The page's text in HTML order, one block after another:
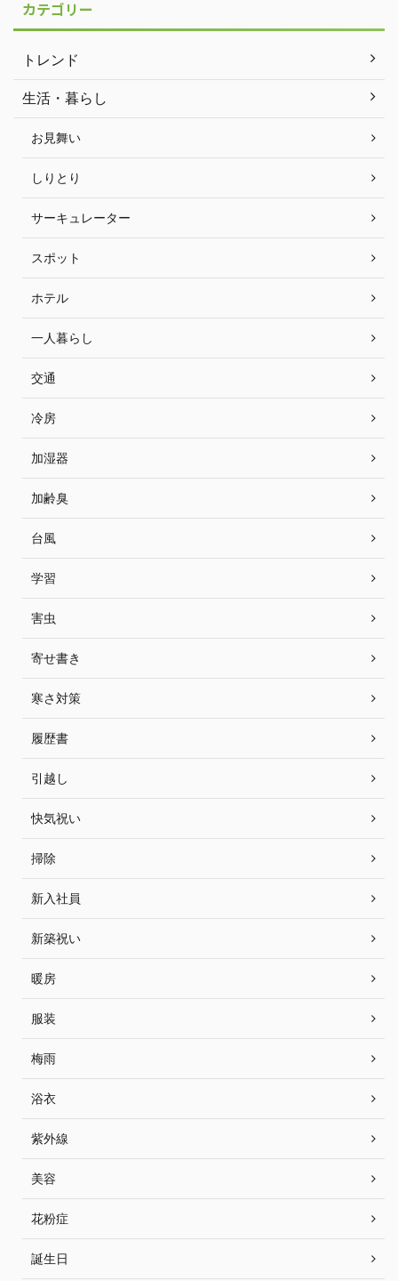
カテゴリー
トレンド
生活・暮らし
お見舞い
しりとり
サーキュレーター
スポット
ホテル
一人暮らし
交通
冷房
加湿器
加齢臭
台風
学習
害虫
寄せ書き
寒さ対策
履歴書
引越し
快気祝い
掃除
新入社員
新築祝い
暖房
服装
梅雨
浴衣
紫外線
美容
花粉症
誕生日